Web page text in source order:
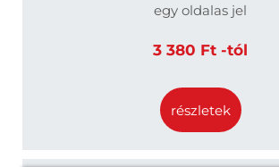
egy oldalas jel
3 380 Ft -tól
részletek